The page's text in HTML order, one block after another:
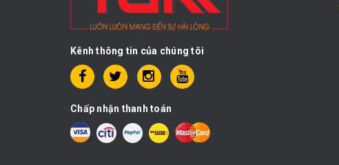
Kênh thông tin của chúng tôi
Chấp nhận thanh toán